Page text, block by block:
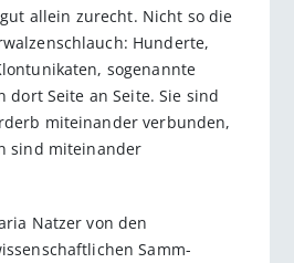
allein zurecht. Nicht so die
Hunderte,
sogenannte
dort Seite an Seite. Sie sind
miteinander verbunden,
sind miteinander
Natzer von den
Samm­